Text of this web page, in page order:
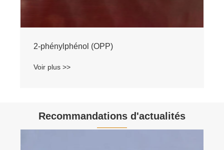
2-phénylphénol (OPP)
Voir plus >>
Recommandations d'actualités